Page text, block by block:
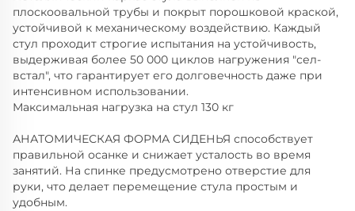
плоскоовальной трубы и покрыт порошковой краской,
устойчивой к механическому воздействию. Каждый
стул проходит строгие испытания на устойчивость,
выдерживая более 50 000 циклов нагружения "сел-
встал", что гарантирует его долговечность даже при
интенсивном использовании.
Максимальная нагрузка на стул 130 кг
АНАТОМИЧЕСКАЯ ФОРМА СИДЕНЬЯ способствует
правильной осанке и снижает усталость во время
занятий. На спинке предусмотрено отверстие для
руки, что делает перемещение стула простым и
удобным.